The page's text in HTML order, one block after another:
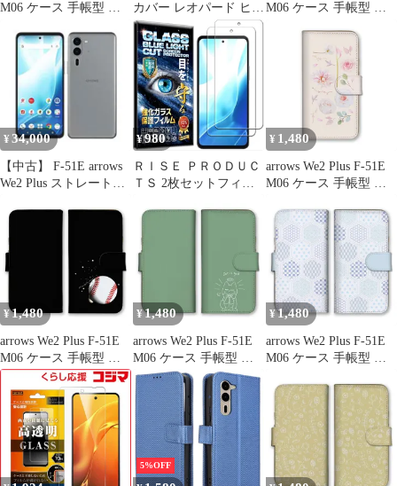
M06 ケース 手帳型 ア
ホケース 携帯ケース 豹
柄 レオパード ヒョウ
牛柄 キリン ゼブラ 虎
アニマル模様 かわいい
おしゃれ カラー03
カバー レオパード ヒョ
ウ柄
M06 ケース 手帳型 ア
ホケース 携帯ケース さ
くらんぼ いちご りんご
レモン フルーツ かわい
い 果物 モモ ドット柄
¥ 34,000
【中古】 F-51E arrows
We2 Plus ストレートグ
ドコモ Aランク スマホ
f51egy8mtm
¥980
ＲＩＳＥ ＰＲＯＤＵＣ
ＴＳ 2枚セットフィル
51E 用 ガラスフィルム
旭硝子 硬度10H 2.5Dラ
ウンドエッジ 自動吸着
気泡ゼロ 飛散防止 指紋
防止 3D (ブルーライト
カット)
¥ 1,480
arrows We2 Plus F-51E
M06 ケース 手帳型 ア
ホケース 携帯ケース ハ
ート 花 ドット柄 大理
石 ゆめかわいい ピンク
かわいい 可愛い オシャ
レ カラー04
¥1,480
arrows We2 Plus F-51E
M06 ケース 手帳型 ア
ローズWe2プラス スマ
ホケース 携帯ケース 野
球 ベースボール スポー
ツ バット グローブ 試
合 かっこいい カラー04
¥1,480
arrows We2 Plus F-51E
M06 ケース 手帳型 ア
ローズWe2プラス スマ
ホケース 携帯ケース 猫
ねこ ネコ 子猫 猫様 猫
神 絵 イラスト 可愛い
かわいい リボン ピンク
ブルー カラー06
¥1,480
arrows We2 Plus F-51E
M06 ケース 手帳型 ア
ホケース 携帯ケース 和
風 和柄 レトロ 花 市松
矢絣 青海波 かわいい
日本 おしゃれ 上品 キ
レイ カラー03
5%OFF